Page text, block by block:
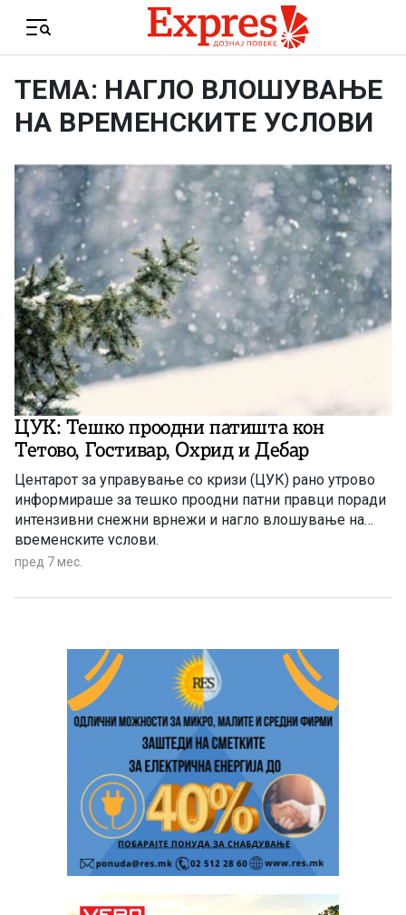
Menu
ТЕМА: НАГЛО ВЛОШУВАЊЕ
НА ВРЕМЕНСКИТЕ УСЛОВИ
ЦУК: Тешко проодни патишта кон
Тетово, Гостивар, Охрид и Дебар
Центарот за управување со кризи (ЦУК) рано утрово
информираше за тешко проодни патни правци поради
интензивни снежни врнежи и нагло влошување на
временските услови.
пред 7 мес.